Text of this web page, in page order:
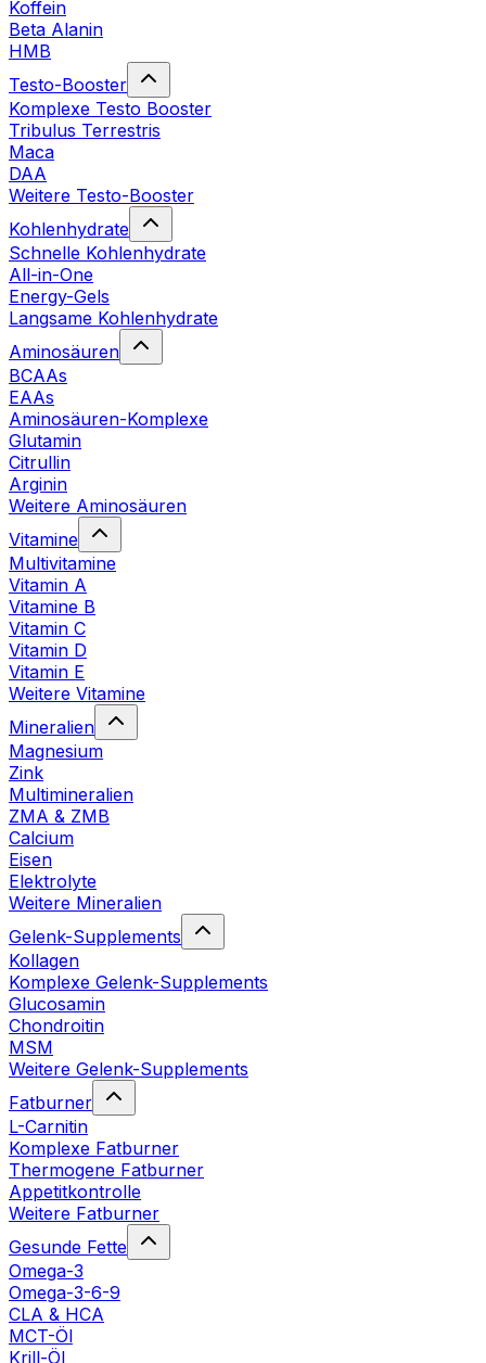
Koffein
Beta Alanin
HMB
Testo-Booster
Komplexe Testo Booster
Tribulus Terrestris
Maca
DAA
Weitere Testo-Booster
Kohlenhydrate
Schnelle Kohlenhydrate
All-in-One
Energy-Gels
Langsame Kohlenhydrate
Aminosäuren
BCAAs
EAAs
Aminosäuren-Komplexe
Glutamin
Citrullin
Arginin
Weitere Aminosäuren
Vitamine
Multivitamine
Vitamin A
Vitamine B
Vitamin C
Vitamin D
Vitamin E
Weitere Vitamine
Mineralien
Magnesium
Zink
Multimineralien
ZMA & ZMB
Calcium
Eisen
Elektrolyte
Weitere Mineralien
Gelenk-Supplements
Kollagen
Komplexe Gelenk-Supplements
Glucosamin
Chondroitin
MSM
Weitere Gelenk-Supplements
Fatburner
L-Carnitin
Komplexe Fatburner
Thermogene Fatburner
Appetitkontrolle
Weitere Fatburner
Gesunde Fette
Omega-3
Omega-3-6-9
CLA & HCA
MCT-Öl
Krill-Öl